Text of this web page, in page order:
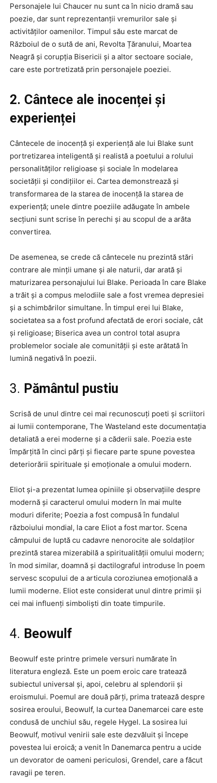
Personajele lui Chaucer nu sunt ca în nicio dramă sau
poezie, dar sunt reprezentanții vremurilor sale și
activităților oamenilor. Timpul său este marcat de
Războiul de o sută de ani, Revolta Țăranului, Moartea
Neagră și corupția Bisericii și a altor sectoare sociale,
care este portretizată prin personajele poeziei.
2. Cântece ale inocenței și
experienței
Cântecele de inocență și experiență ale lui Blake sunt
portretizarea inteligentă și realistă a poetului a rolului
personalităților religioase și sociale în modelarea
societății și condițiilor ei. Cartea demonstrează și
transformarea de la starea de inocență la starea de
experiență; unele dintre poeziile adăugate în ambele
secțiuni sunt scrise în perechi și au scopul de a arăta
convertirea.
De asemenea, se crede că cântecele nu prezintă stări
contrare ale minții umane și ale naturii, dar arată și
maturizarea personajului lui Blake. Perioada în care Blake
a trăit și a compus melodiile sale a fost vremea depresiei
și a schimbărilor simultane. În timpul erei lui Blake,
societatea sa a fost profund afectată de erori sociale, cât
și religioase; Biserica avea un control total asupra
problemelor sociale ale comunității și este arătată în
lumină negativă în poezii.
3. Pământul pustiu
Scrisă de unul dintre cei mai recunoscuți poeti și scriitori
ai lumii contemporane, The Wasteland este documentația
detaliată a erei moderne și a căderii sale. Poezia este
împărțită în cinci părți și fiecare parte spune povestea
deteriorării spirituale și emoționale a omului modern.
Eliot și-a prezentat lumea opiniile și observațiile despre
modernă și caracterul omului modern în mai multe
moduri diferite; Poezia a fost compusă în fundalul
războiului mondial, la care Eliot a fost martor. Scena
câmpului de luptă cu cadavre nenorocite ale soldaților
prezintă starea mizerabilă a spiritualității omului modern;
în mod similar, doamnă și dactilograful introduse în poem
servesc scopului de a articula coroziunea emoțională a
lumii moderne. Eliot este considerat unul dintre primii și
cei mai influenți simboliști din toate timpurile.
4. Beowulf
Beowulf este printre primele versuri numărate în
literatura engleză. Este un poem eroic care tratează
subiectul universal și, apoi, celebru al splendorii și
eroismului. Poemul are două părți, prima tratează despre
sosirea eroului, Beowulf, la curtea Danemarcei care este
condusă de unchiul său, regele Hygel. La sosirea lui
Beowulf, motivul venirii sale este dezvăluit și începe
povestea lui eroică; a venit în Danemarca pentru a ucide
un devorator de oameni periculosi, Grendel, care a făcut
ravagii pe teren.